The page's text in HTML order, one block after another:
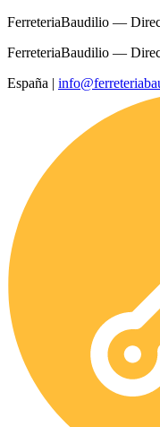
FerreteriaBaudilio —
FerreteriaBaudilio —
España |